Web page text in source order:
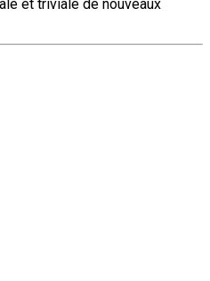
et triviale de nouveaux